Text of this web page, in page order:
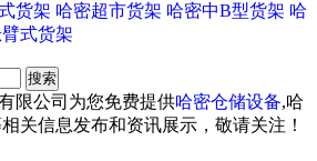
货架 哈密超市货架 哈密中B型货架 哈
式货架
限公司为您免费提供哈密仓储设备,哈
关信息发布和资讯展示，敬请关注！